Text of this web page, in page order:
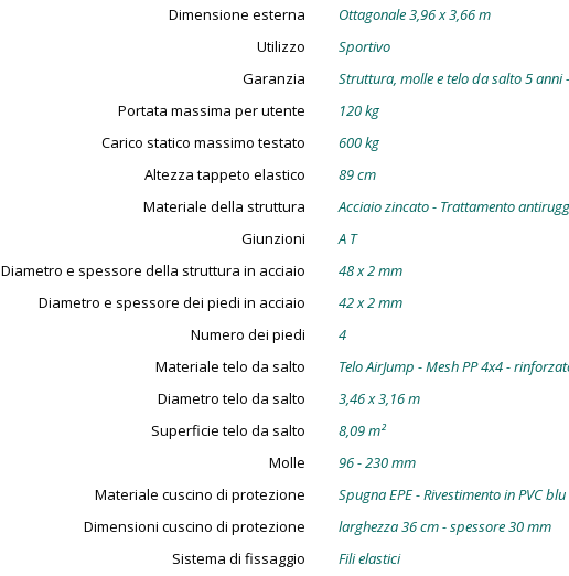
Dimensione esterna
Ottagonale 3,96 x 3,66 m
Utilizzo
Sportivo
Garanzia
Struttura, molle e telo da salto 5 anni
Portata massima per utente
120 kg
Carico statico massimo testato
600 kg
Altezza tappeto elastico
89 cm
Materiale della struttura
Acciaio zincato - Trattamento
Giunzioni
A T
Diametro e spessore della struttura in acciaio
48 x 2 mm
Diametro e spessore dei piedi in acciaio
42 x 2 mm
Numero dei piedi
4
Materiale telo da salto
Telo AirJump - Mesh PP 4x4 -
Diametro telo da salto
3,46 x 3,16 m
Superficie telo da salto
8,09 m²
Molle
96 - 230 mm
Materiale cuscino di protezione
Spugna EPE - Rivestimento in PVC
Dimensioni cuscino di protezione
larghezza 36 cm - spessore 30 mm
Sistema di fissaggio
Fili elastici